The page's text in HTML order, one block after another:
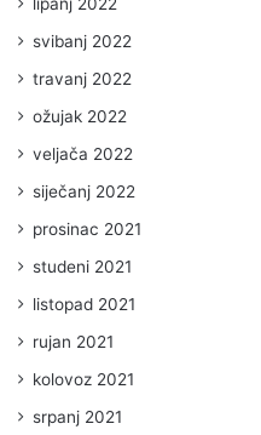
svibanj 2022
travanj 2022
ožujak 2022
veljača 2022
siječanj 2022
prosinac 2021
studeni 2021
listopad 2021
rujan 2021
kolovoz 2021
srpanj 2021